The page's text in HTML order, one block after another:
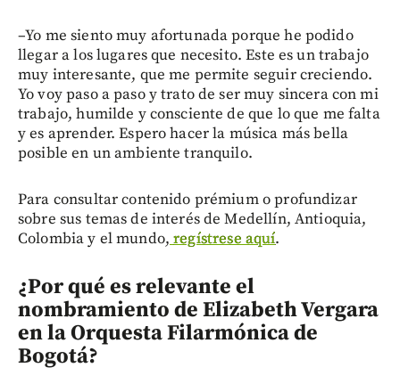
–Yo me siento muy afortunada porque he podido
llegar a los lugares que necesito. Este es un trabajo
muy interesante, que me permite seguir creciendo.
Yo voy paso a paso y trato de ser muy sincera con mi
trabajo, humilde y consciente de que lo que me falta
y es aprender. Espero hacer la música más bella
posible en un ambiente tranquilo.
Para consultar contenido prémium o profundizar
sobre sus temas de interés de Medellín, Antioquia,
Colombia y el mundo, regístrese aquí.
¿Por qué es relevante el
nombramiento de Elizabeth Vergara
en la Orquesta Filarmónica de
Bogotá?